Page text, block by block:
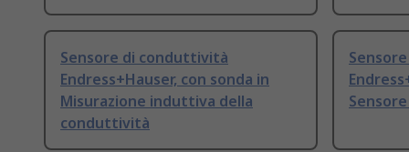
Sensore di conduttività
Endress+Hauser, con sonda in
Misurazione induttiva della
conduttività